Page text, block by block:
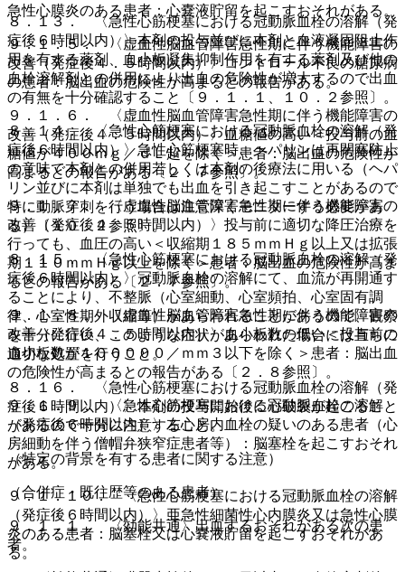
急性心膜炎のある患者：心嚢液貯留を起こすおそれがある。
９．１．５． 〈虚血性脳血管障害急性期に伴う機能障害の
改善（発症後４．５時間以内）〉コントロール不良の糖尿病
の患者：脳出血の危険性が高まるとの報告がある。
９．１．６． 〈虚血性脳血管障害急性期に伴う機能障害の
改善（発症後４．５時間以内）〉血糖値の高い＜投与前の血
糖値が４００ｍｇ／ｄＬ超を除く＞患者：脳出血の危険性が
高まるとの報告がある〔２．７参照〕。
９．１．７． 〈虚血性脳血管障害急性期に伴う機能障害の
改善（発症後４．５時間以内）〉投与前に適切な降圧治療を
行っても、血圧の高い＜収縮期１８５ｍｍＨｇ以上又は拡張
期１１０ｍｍＨｇ以上を除く＞患者：脳出血の危険性が高ま
るとの報告がある〔２．７参照〕。
９．１．８． 〈虚血性脳血管障害急性期に伴う機能障害の
改善（発症後４．５時間以内）〉血小板数の低い＜投与前の
血小板数が１０００００／ｍｍ３以下を除く＞患者：脳出血
の危険性が高まるとの報告がある〔２．８参照〕。
９．１．９． 〈急性心筋梗塞における冠動脈血栓の溶解
（発症後６時間以内）〉左心房内血栓の疑いのある患者（心
房細動を伴う僧帽弁狭窄症患者等）：脳塞栓を起こすおそれ
がある。
９．１．１０． 〈急性心筋梗塞における冠動脈血栓の溶解
（発症後６時間以内）〉亜急性細菌性心内膜炎又は急性心膜
炎のある患者：脳塞栓又は心嚢液貯留を起こすおそれがあ
る。
８．１３． 〈急性心筋梗塞における冠動脈血栓の溶解（発
症後６時間以内）〉本剤の投与並びに本剤と血液凝固阻止作
用を有する薬剤、血小板凝集抑制作用を有する薬剤及び他の
血栓溶解剤との併用により出血の危険性が増大するので出血
の有無を十分確認すること〔９．１．１、１０．２参照〕。
８．１４． 〈急性心筋梗塞における冠動脈血栓の溶解（発
症後６時間以内）〉急性心筋梗塞時、ヘパリンは再閉塞防止
の意味で本剤との併用若しくは本剤の後療法に用いる（ヘパ
リン並びに本剤は単独でも出血を引き起こすことがあるので
特に動脈穿刺を行う場合は注意深くモニターする必要があ
る）〔１０．２参照〕。
８．１５． 〈急性心筋梗塞における冠動脈血栓の溶解（発
症後６時間以内）〉冠動脈血栓の溶解にて、血流が再開通す
ることにより、不整脈（心室細動、心室頻拍、心室固有調
律、心室性期外収縮等）があらわれることがあるので、観察
を十分に行い、このような症状があらわれた場合には直ちに
適切な処置を行うこと。
８．１６． 〈急性心筋梗塞における冠動脈血栓の溶解（発
症後６時間以内）〉本剤の投与開始後に心破裂が起こること
があるので十分に注意すること。
（特定の背景を有する患者に関する注意）
（合併症・既往歴等のある患者）
９．１．１． 〈効能共通〉出血するおそれがある次の患
者。